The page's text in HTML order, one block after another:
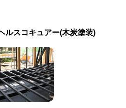
ルスコキュアー(木炭塗装)